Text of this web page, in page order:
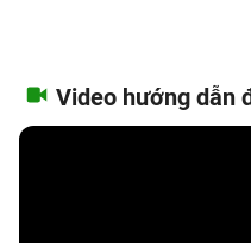
Video hướng dẫn